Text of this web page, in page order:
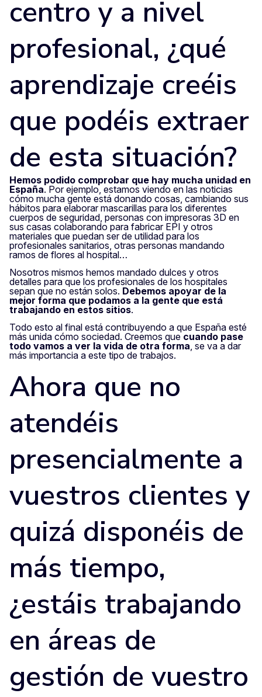
centro y a nivel
profesional, ¿qué
aprendizaje creéis
que podéis extraer
de esta situación?
Hemos podido comprobar que hay mucha unidad en
España. Por ejemplo, estamos viendo en las noticias
cómo mucha gente está donando cosas, cambiando sus
hábitos para elaborar mascarillas para los diferentes
cuerpos de seguridad, personas con impresoras 3D en
sus casas colaborando para fabricar EPI y otros
materiales que puedan ser de utilidad para los
profesionales sanitarios, otras personas mandando
ramos de flores al hospital…
Nosotros mismos hemos mandado dulces y otros
detalles para que los profesionales de los hospitales
sepan que no están solos. Debemos apoyar de la
mejor forma que podamos a la gente que está
trabajando en estos sitios.
Todo esto al final está contribuyendo a que España esté
más unida cómo sociedad. Creemos que cuando pase
todo vamos a ver la vida de otra forma, se va a dar
más importancia a este tipo de trabajos.
Ahora que no
atendéis
presencialmente a
vuestros clientes y
quizá disponéis de
más tiempo,
¿estáis trabajando
en áreas de
gestión de vuestro